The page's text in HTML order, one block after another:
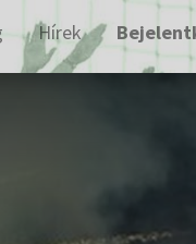
Hírek